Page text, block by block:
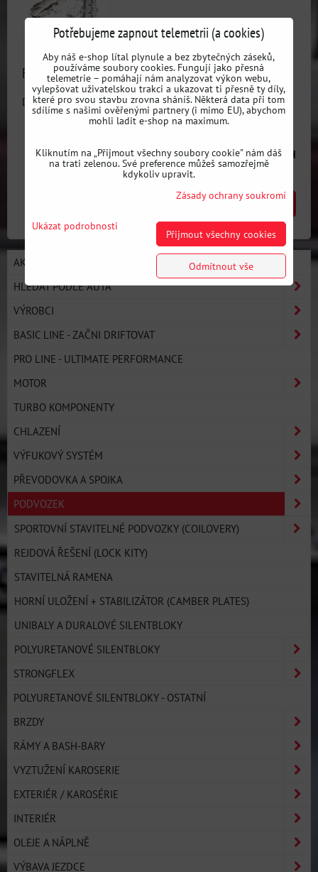
Framerails na nosníky pro Mazdu MX5 NA a NB
Dostupnost:3 dni
5254 Kčs DPH
DO KOŠÍKU
AKCE / NOVÉ PRODUKTY
HLEDAT PODLE AUTA
VÝROBCI
BASIC LINE - ZAČNI DRIFTOVAT
PRO LINE - ULTIMATE PERFORMANCE
MOTOR
TURBO KOMPONENTY
CHLAZENÍ
VÝFUKOVÝ SYSTÉM
PŘEVODOVKA A SPOJKA
PODVOZEK
SPORTOVNÍ STAVITELNÉ PODVOZKY (COILOVERY)
REJDOVÁ ŘEŠENÍ (LOCK KITY)
STAVITELNÁ RAMENA
HORNÍ ULOŽENÍ + STABILIZÁTOR (CAMBER PLATES)
UNIBALY A DURALOVÉ SILENTBLOKY
POLYURETANOVÉ SILENTBLOKY
STRONGFLEX
POLYURETANOVÉ SILENTBLOKY - OSTATNÍ
BRZDY
RÁMY A BASH-BARY
VYZTUŽENÍ KAROSERIE
EXTERIÉR / KAROSÉRIE
INTERIÉR
OLEJE A NÁPLNĚ
VÝBAVA JEZDCE
Potřebujeme zapnout telemetrii (a cookies)
Aby náš e-shop lítal plynule a bez zbytečných záseků,
používáme soubory cookies. Fungují jako přesná
telemetrie – pomáhají nám analyzovat výkon webu,
vylepšovat uživatelskou trakci a ukazovat ti přesně ty díly,
které pro svou stavbu zrovna sháníš. Některá data při tom
sdílíme s našimi ověřenými partnery (i mimo EU), abychom
mohli ladit e-shop na maximum.
Kliknutím na „Přijmout všechny soubory cookie" nám dáš
na trati zelenou. Své preference můžeš samozřejmě
kdykoliv upravit.
Zásady ochrany soukromí
Ukázat podrobnosti
Přijmout všechny cookies
Odmítnout vše